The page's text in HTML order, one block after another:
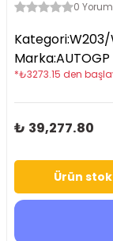
0 Yorum
Kategori:W203/
Marka:AUTOGP
*₺3273.15 den
₺ 39,277.80
Ürün